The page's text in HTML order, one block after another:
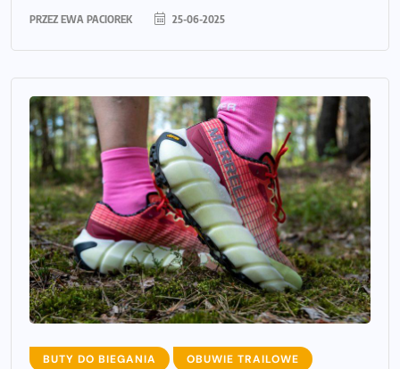
PRZEZ EWA PACIOREK 25-06-2025
BUTY DO BIEGANIA OBUWIE TRAILOWE